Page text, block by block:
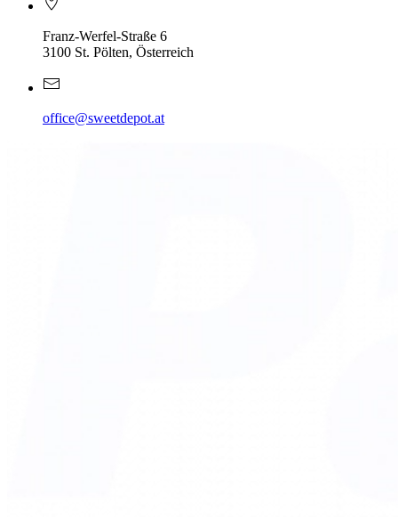
Franz-Werfel-Straße 6
3100 St. Pölten, Österreich
office@sweetdepot.at